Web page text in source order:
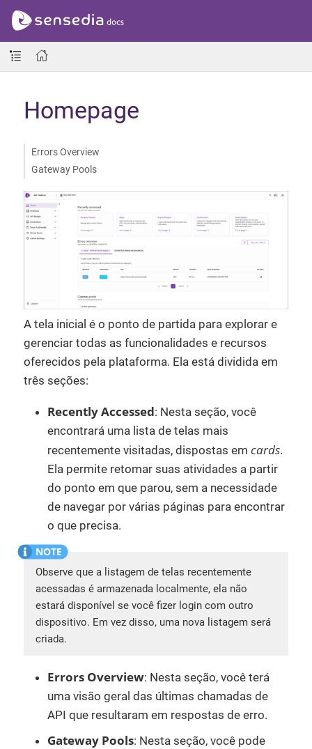
Homepage
Errors Overview
Gateway Pools
A tela inicial é o ponto de partida para explorar e
gerenciar todas as funcionalidades e recursos
oferecidos pela plataforma. Ela está dividida em
três seções:
Recently Accessed: Nesta seção, você
encontrará uma lista de telas mais
recentemente visitadas, dispostas em cards.
Ela permite retomar suas atividades a partir
do ponto em que parou, sem a necessidade
de navegar por várias páginas para encontrar
o que precisa.
Observe que a listagem de telas recentemente
acessadas é armazenada localmente, ela não
estará disponível se você fizer login com outro
dispositivo. Em vez disso, uma nova listagem será
criada.
Errors Overview: Nesta seção, você terá
uma visão geral das últimas chamadas de
API que resultaram em respostas de erro.
Gateway Pools: Nesta seção, você pode